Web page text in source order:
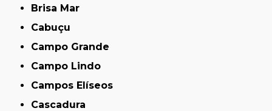
Brisa Mar
Cabuçu
Campo Grande
Campo Lindo
Campos Elíseos
Cascadura